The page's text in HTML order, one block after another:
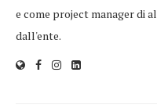
e come project manager di
dall'ente.